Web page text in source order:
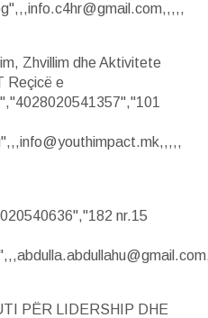
Zhvillim dhe Aktivitete
Reçicë e
nr.15
PËR LIDERSHIP DHE